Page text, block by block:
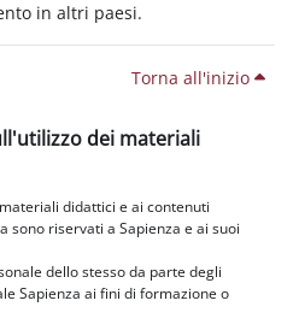
in altri paesi.
Torna all'inizio
dei materiali
didattici e ai contenuti
sono riservati a Sapienza e ai suoi
dello stesso da parte degli
Sapienza ai fini di formazione o